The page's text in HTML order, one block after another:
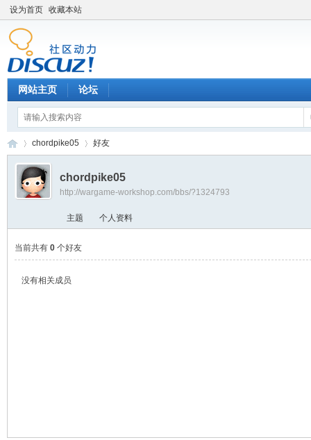
设为首页 收藏本站
网站主页 论坛
›
chordpike05 好友
chordpike05
http://wargame-workshop.com/bbs/?1324793
主题 个人资料
当前共有 0个好友
没有相关成员